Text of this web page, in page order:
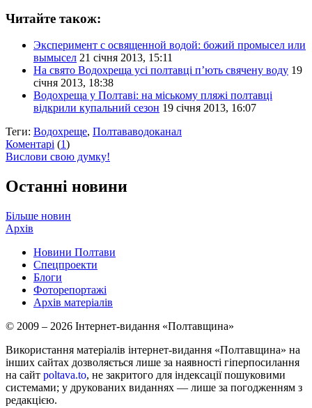
Читайте також:
Эксперимент с освященной водой: божий промысел или
вымысел 21 січня 2013, 15:11
На свято Водохреща усі полтавці п’ють свячену воду 19
січня 2013, 18:38
Водохреща у Полтаві: на міському пляжі полтавці
відкрили купальний сезон 19 січня 2013, 16:07
Теги: Водохреще, Полтававодоканал
Коментарі (1)
Вислови свою думку!
Останні новини
Більше новин
Архів
Новини Полтави
Спецпроекти
Блоги
Фоторепортажі
Архів матеріалів
© 2009 – 2026 Інтернет-видання «Полтавщина»
Використання матеріалів інтернет-видання «Полтавщина» на
інших сайтах дозволяється лише за наявності гіперпосилання
на сайт poltava.to, не закритого для індексації пошуковими
системами; у друкованих виданнях — лише за погодженням з
редакцією.